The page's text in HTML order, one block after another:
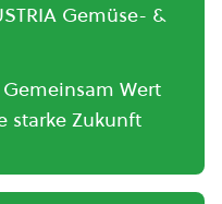
Gemüse- &
Gemeinsam Wert
starke Zukunft